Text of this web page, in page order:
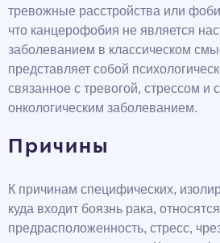
тревожные расстройства или
что канцерофобия не является
заболеванием в классическом
представляет собой
связанное с тревогой, стрессом и
онкологическим заболеванием.
Причины
К причинам специфических,
куда входит боязнь рака,
предрасположенность, стресс,